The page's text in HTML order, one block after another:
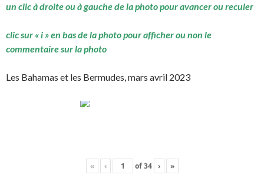
un clic à droite ou à gauche de la photo pour avancer ou reculer
clic sur « i » en bas de la photo pour afficher ou non le
commentaire sur la photo
Les Bahamas et les Bermudes, mars avril 2023
« ‹ of34 › »